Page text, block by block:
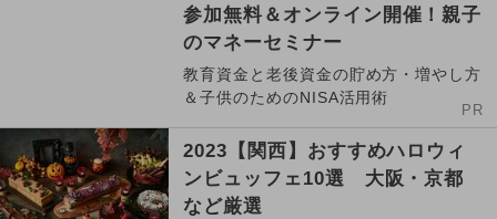
参加無料＆オンライン開催！親子
のマネーセミナー
教育資金と老後資金の貯め方・増やし方
＆子供のためのNISA活用術
PR
2023【関西】おすすめハロウィ
ンビュッフェ10選 大阪・京都
など厳選